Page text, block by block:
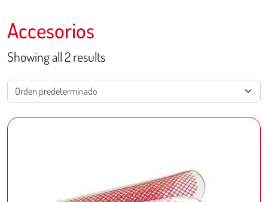
Accesorios
Showing all 2 results